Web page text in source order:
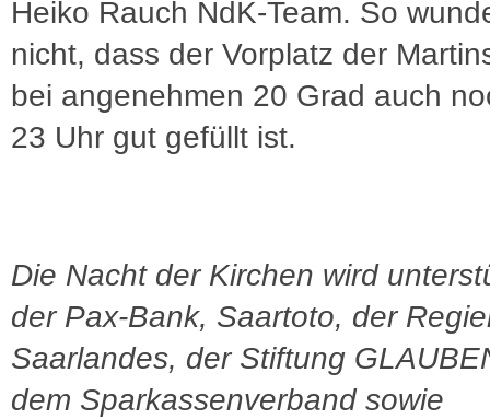
Heiko Rauch NdK-Team. So
nicht, dass der Vorplatz der
bei angenehmen 20 Grad auch
23 Uhr gut gefüllt ist.
Die Nacht der Kirchen wird
der Pax-Bank, Saartoto, der
Saarlandes, der Stiftung
dem Sparkassenverband sowie